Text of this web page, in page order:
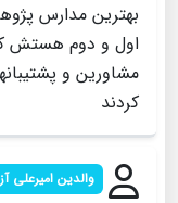
بهترین مدارس
اول و دوم هستش
مشاورین و
کردند
والدین امیرعلی